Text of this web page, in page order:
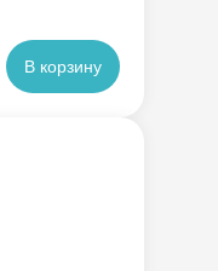
В корзину